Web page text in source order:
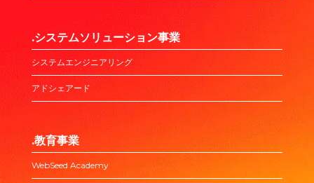
.システムソリューション事業
システムエンジニアリング
アドシェアード
.教育事業
WebSeed Academy